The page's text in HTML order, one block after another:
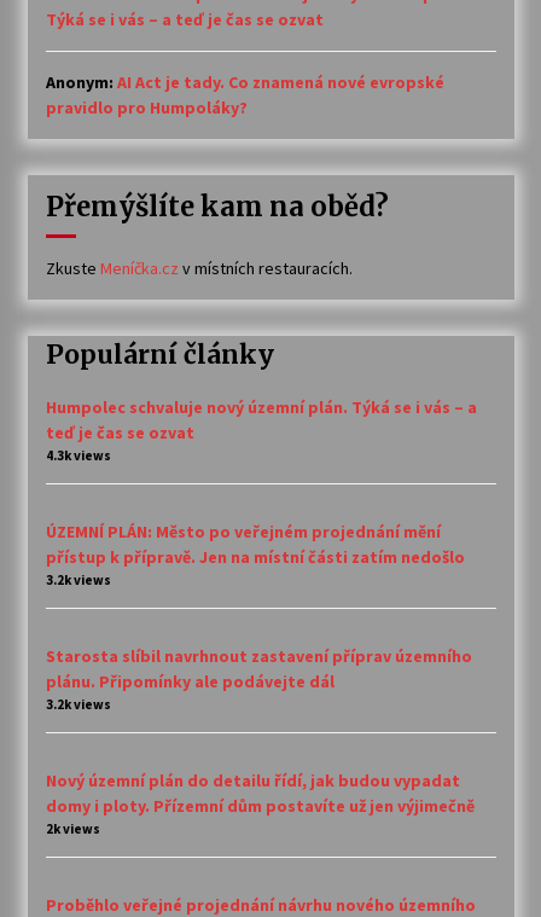
Týká se i vás – a teď je čas se ozvat
Anonym: AI Act je tady. Co znamená nové evropské
pravidlo pro Humpoláky?
Přemýšlíte kam na oběd?
Zkuste Meníčka.cz v místních restauracích.
Populární články
Humpolec schvaluje nový územní plán. Týká se i vás – a
teď je čas se ozvat
4.3k views
ÚZEMNÍ PLÁN: Město po veřejném projednání mění
přístup k přípravě. Jen na místní části zatím nedošlo
3.2k views
Starosta slíbil navrhnout zastavení příprav územního
plánu. Připomínky ale podávejte dál
3.2k views
Nový územní plán do detailu řídí, jak budou vypadat
domy i ploty. Přízemní dům postavíte už jen výjimečně
2k views
Proběhlo veřejné projednání návrhu nového územního